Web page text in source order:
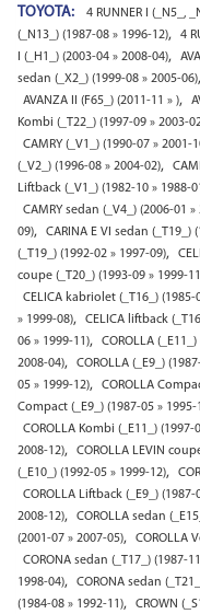
TOYOTA: 4 RUNNER I (_N5_,
(_N13_) (1987-08 » 1996-12), 4
I (_H1_) (2003-04 » 2008-04),
sedan (_X2_) (1999-08 » 2005-06),
AVANZA II (F65_) (2011-11 » ),
Kombi (_T22_) (1997-09 » 2003-
CAMRY (_V1_) (1990-07 » 2001-
(_V2_) (1996-08 » 2004-02),
Liftback (_V1_) (1982-10 » 1988-
CAMRY sedan (_V4_) (2006-01 »
09), CARINA E VI sedan (_T19_)
(_T19_) (1992-02 » 1997-09),
coupe (_T20_) (1993-09 » 1999-
CELICA kabriolet (_T16_) (1985-
» 1999-08), CELICA liftback
06 » 1999-11), COROLLA
2008-04), COROLLA (_E9_)
05 » 1999-12), COROLLA
Compact (_E9_) (1987-05 » 1995-
COROLLA Kombi (_E11_) (1997-
2008-12), COROLLA LEVIN
(_E10_) (1992-05 » 1999-12),
COROLLA Liftback (_E9_) (1987-
2008-12), COROLLA sedan
(2001-07 » 2007-05), COROLLA
CORONA sedan (_T17_) (1987-
1998-04), CORONA sedan
(1984-08 » 1992-11), CROWN